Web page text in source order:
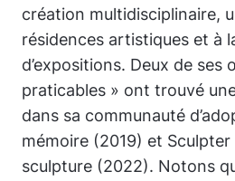
création multidisciplinaire,
résidences artistiques et à
d’expositions. Deux de ses
praticables » ont trouvé
dans sa communauté
mémoire (2019) et Sculpter
sculpture (2022). Notons